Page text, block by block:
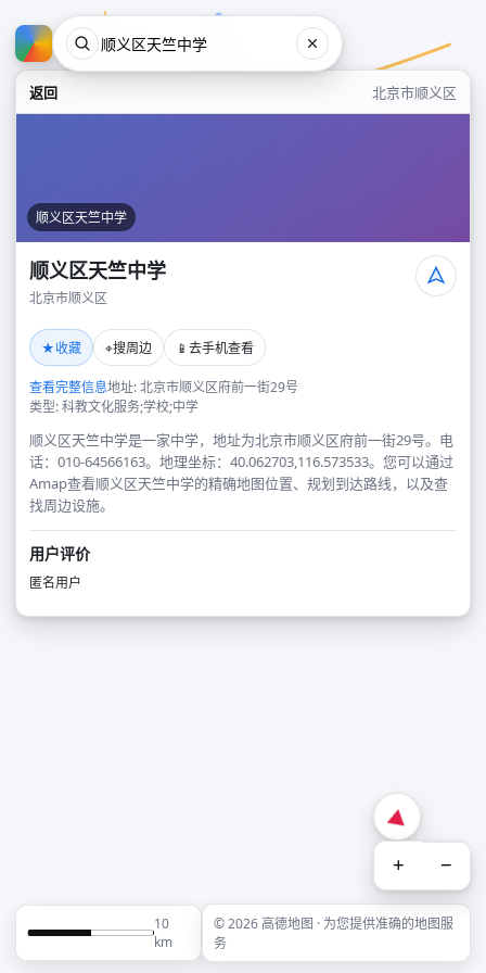
返回 北京市顺义区
顺义区天竺中学
顺义区天竺中学
北京市顺义区
★收藏 ⌖搜周边 📱 去手机查看
查看完整信息地址: 北京市顺义区府前一街29号
类型: 科教文化服务;学校;中学
顺义区天竺中学是一家中学，地址为北京市顺义区府前一街29号。电
话：010-64566163。地理坐标：40.062703,116.573533。您可以通过
Amap查看顺义区天竺中学的精确地图位置、规划到达路线，以及查
找周边设施。
用户评价
匿名用户
+ −
10
km
© 2026 高德地图 · 为您提供准确的地图服
务